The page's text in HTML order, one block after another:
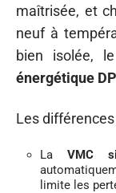
maîtrisée, et
neuf à
bien isolée,
énergétique
Les
LaVMC
limite les